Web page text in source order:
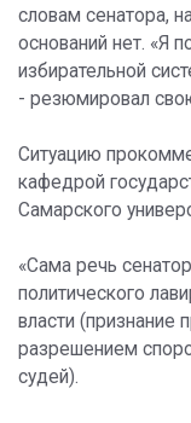
словам сенатора,
оснований нет. «Я
избирательной
- резюмировал
Ситуацию
кафедрой
Самарского
«Сама речь
политического
власти (признание
разрешением
судей).